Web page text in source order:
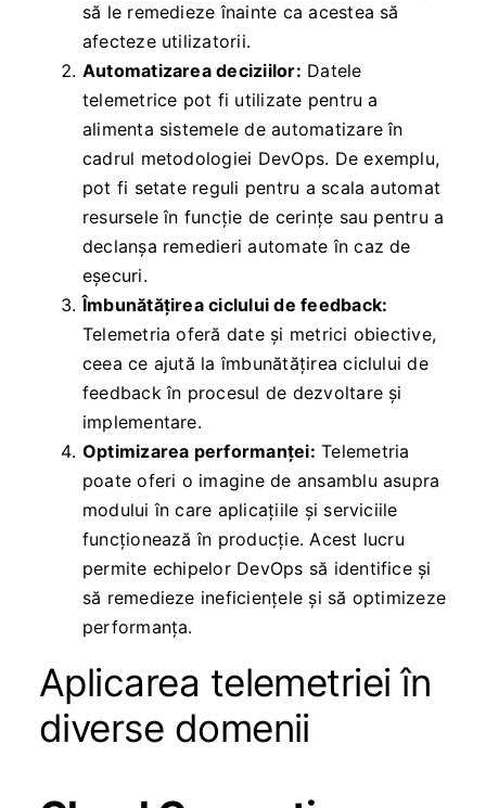
să le remedieze înainte ca acestea să
afecteze utilizatorii.
Automatizarea deciziilor: Datele
telemetrice pot fi utilizate pentru a
alimenta sistemele de automatizare în
cadrul metodologiei DevOps. De exemplu,
pot fi setate reguli pentru a scala automat
resursele în funcție de cerințe sau pentru a
declanșa remedieri automate în caz de
eșecuri.
Îmbunătățirea ciclului de feedback:
Telemetria oferă date și metrici obiective,
ceea ce ajută la îmbunătățirea ciclului de
feedback în procesul de dezvoltare și
implementare.
Optimizarea performanței: Telemetria
poate oferi o imagine de ansamblu asupra
modului în care aplicațiile și serviciile
funcționează în producție. Acest lucru
permite echipelor DevOps să identifice și
să remedieze ineficiențele și să optimizeze
performanța.
Aplicarea telemetriei în
diverse domenii